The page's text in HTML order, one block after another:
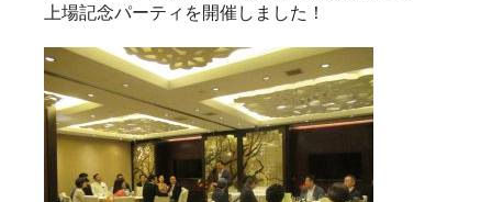
上場記念パーティを開催しました！